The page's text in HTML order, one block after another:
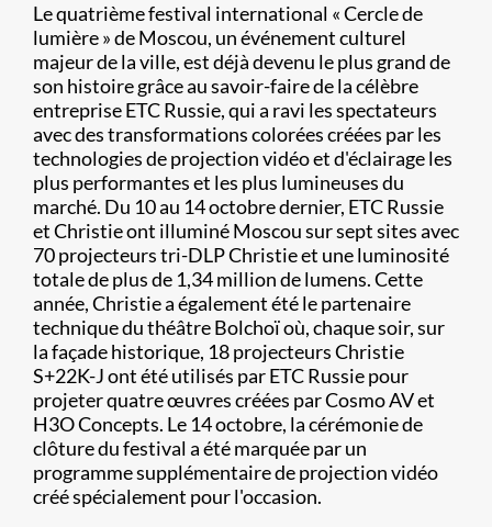
Le quatrième festival international « Cercle de
lumière » de Moscou, un événement culturel
majeur de la ville, est déjà devenu le plus grand de
son histoire grâce au savoir-faire de la célèbre
entreprise ETC Russie, qui a ravi les spectateurs
avec des transformations colorées créées par les
technologies de projection vidéo et d'éclairage les
plus performantes et les plus lumineuses du
marché. Du 10 au 14 octobre dernier, ETC Russie
et Christie ont illuminé Moscou sur sept sites avec
70 projecteurs tri-DLP Christie et une luminosité
totale de plus de 1,34 million de lumens. Cette
année, Christie a également été le partenaire
technique du théâtre Bolchoï où, chaque soir, sur
la façade historique, 18 projecteurs Christie
S+22K-J ont été utilisés par ETC Russie pour
projeter quatre œuvres créées par Cosmo AV et
H3O Concepts. Le 14 octobre, la cérémonie de
clôture du festival a été marquée par un
programme supplémentaire de projection vidéo
créé spécialement pour l'occasion.